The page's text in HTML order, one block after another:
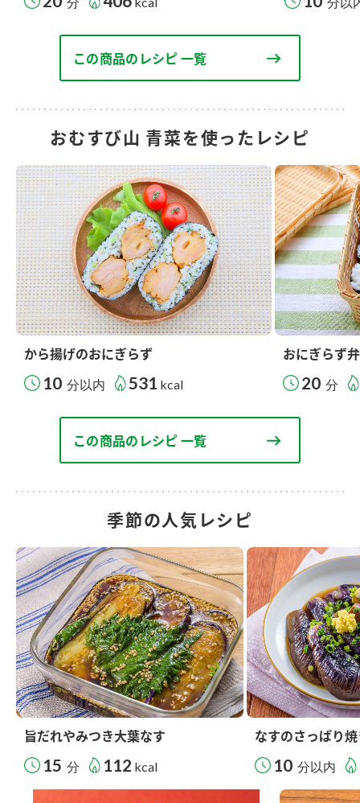
この商品のレシピ 一覧
おむすび山 青菜を使ったレシピ
から揚げのおにぎらず
10 分以内 531 kcal
おにぎらず
20 分
この商品のレシピ 一覧
季節の人気レシピ
旨だれやみつき大葉なす
15 分 112 kcal
なすのさっぱり
10 分以内